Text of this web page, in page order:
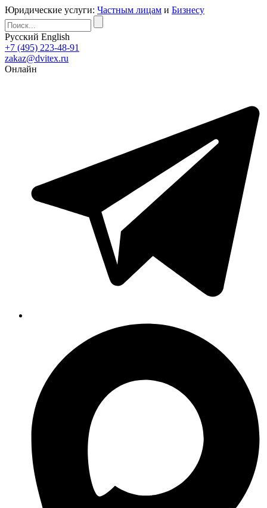
Юридические услуги: Частным лицам и Бизнесу
Русский English
+7 (495) 223-48-91
zakaz@dvitex.ru
Онлайн